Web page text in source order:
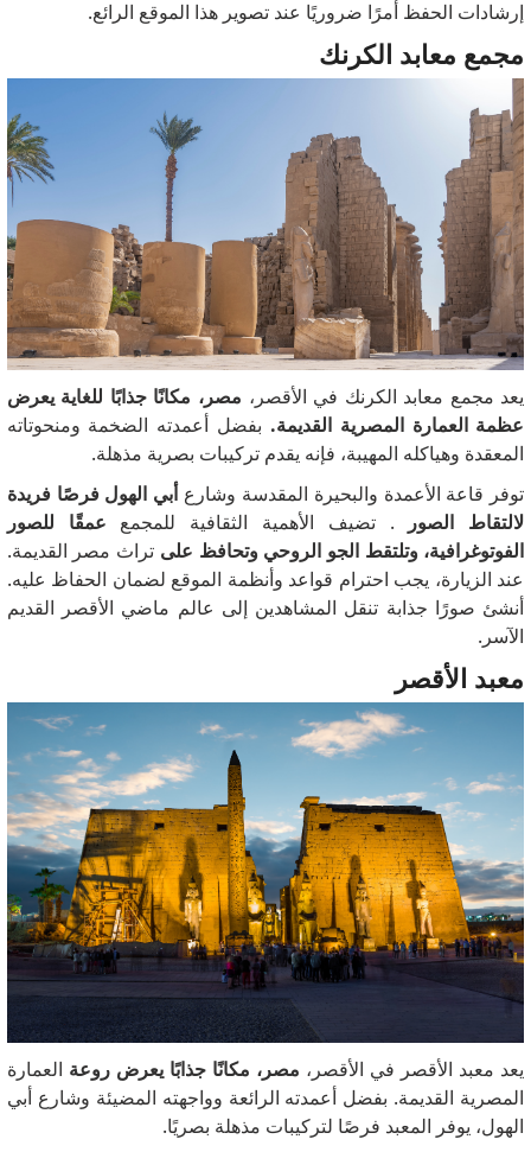
إرشادات الحفظ أمرًا ضروريًا عند تصوير هذا الموقع الرائع.
مجمع معابد الكرنك
يعد مجمع معابد الكرنك في الأقصر، مصر، مكانًا جذابًا للغاية يعرض
عظمة العمارة المصرية القديمة. بفضل أعمدته الضخمة ومنحوتاته
المعقدة وهياكله المهيبة، فإنه يقدم تركيبات بصرية مذهلة.
توفر قاعة الأعمدة والبحيرة المقدسة وشارعأبي الهول فرصًا فريدة
لالتقاط الصور
.تضيف الأهمية الثقافية للمجمع عمقًا للصور
الفوتوغرافية، وتلتقط الجو الروحي وتحافظ على تراث مصر القديمة.
عند الزيارة، يجب احترام قواعد وأنظمة الموقع لضمان الحفاظ عليه.
أنشئ صورًا جذابة تنقل المشاهدين إلى عالم ماضي الأقصر القديم
الآسر.
معبد الأقصر
يعد معبد الأقصر في الأقصر، مصر، مكانًا جذابًا يعرض روعة العمارة
المصرية القديمة. بفضل أعمدته الرائعة وواجهته المضيئة وشارع أبي
الهول، يوفر المعبد فرصًا لتركيبات مذهلة بصريًا.